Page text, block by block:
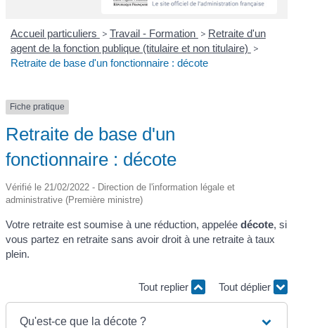
Accueil particuliers > Travail - Formation > Retraite d'un
agent de la fonction publique (titulaire et non titulaire) >
Retraite de base d'un fonctionnaire : décote
Fiche pratique
Retraite de base d'un
fonctionnaire : décote
Vérifié le 21/02/2022 - Direction de l'information légale et
administrative (Première ministre)
Votre retraite est soumise à une réduction, appeléedécote, si
vous partez en retraite sans avoir droit à une retraite à taux
plein.
Tout replier Tout déplier
Qu'est-ce que la décote ?